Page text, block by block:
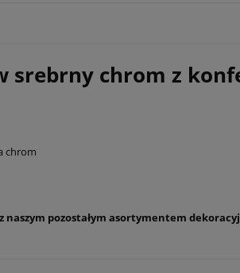
srebrny chrom z
chrom
naszym pozostałym asortymentem